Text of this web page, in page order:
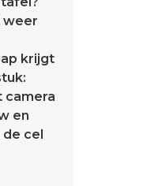
weer
krijgt
camera
en
de cel